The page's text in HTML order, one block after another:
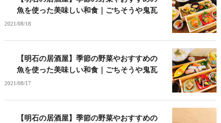
魚を使った美味しい和食｜ごちそうや鬼瓦
2021/08/18
【明石の居酒屋】季節の野菜やおすすめの
魚を使った美味しい和食｜ごちそうや鬼瓦
2021/08/17
【明石の居酒屋】季節の野菜やおすすめの